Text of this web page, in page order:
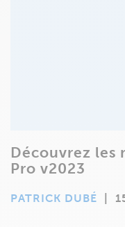
Découvrez les
Pro v2023
PATRICK DUBÉ